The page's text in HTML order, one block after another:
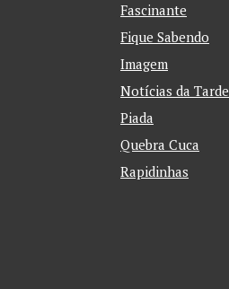
Fascinante
Fique Sabendo
Imagem
Notícias da Tarde
Piada
Quebra Cuca
Rapidinhas